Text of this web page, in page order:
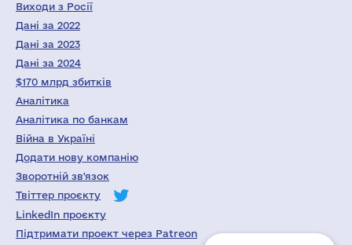
Виходи з Росії
Дані за 2022
Дані за 2023
Дані за 2024
$170 млрд збитків
Аналітика
Аналітика по банкам
Війна в Україні
Додати нову компанію
Зворотній зв'язок
Твіттер проєкту
LinkedIn проєкту
Підтримати проект через Patreon